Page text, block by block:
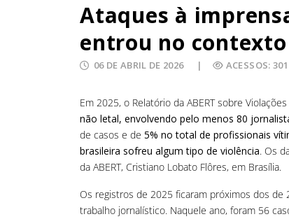
Ataques à
entrou no
06 DE ABRIL DE 2026 ACESSOS: 301
Em 2025, o Relatório da ABERT sobre
não letal, envolvendo pelo menos 80
de casos e de 5% no total de profissionais
brasileira sofreu algum tipo de violência. Os
da ABERT, Cristiano Lobato Flôres, em Brasília.
Os registros de 2025 ficaram próximos dos
trabalho jornalístico. Naquele ano, foram 56